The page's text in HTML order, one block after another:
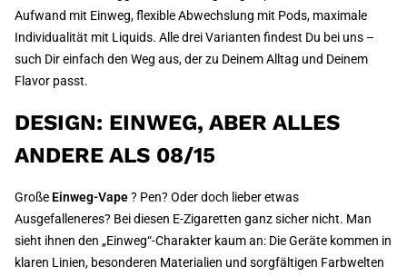
Aufwand mit Einweg, flexible Abwechslung mit Pods, maximale
Individualität mit Liquids. Alle drei Varianten findest Du bei uns –
such Dir einfach den Weg aus, der zu Deinem Alltag und Deinem
Flavor passt.
DESIGN: EINWEG, ABER ALLES
ANDERE ALS 08/15
Große Einweg-Vape? Pen? Oder doch lieber etwas
Ausgefalleneres? Bei diesen E-Zigaretten ganz sicher nicht. Man
sieht ihnen den „Einweg“-Charakter kaum an: Die Geräte kommen in
klaren Linien, besonderen Materialien und sorgfältigen Farbwelten